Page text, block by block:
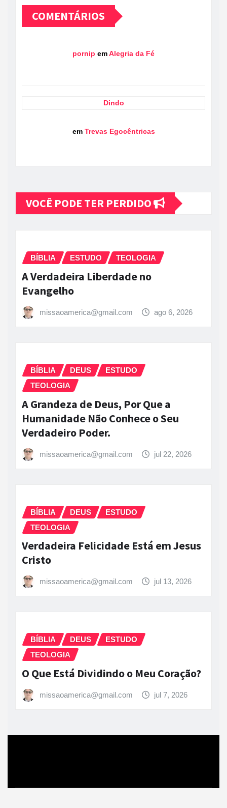
COMENTÁRIOS
pornip emAlegria da Fé
Dindo
em Trevas Egocêntricas
VOCÊ PODE TER PERDIDO
BÍBLIA ESTUDO TEOLOGIA
A Verdadeira Liberdade no
Evangelho
missaoamerica@gmail.com ago 6, 2026
BÍBLIA DEUS
ESTUDO
TEOLOGIA
A Grandeza de Deus, Por Que a
Humanidade Não Conhece o Seu
Verdadeiro Poder.
missaoamerica@gmail.com jul 22, 2026
BÍBLIA DEUS
ESTUDO
TEOLOGIA
Verdadeira Felicidade Está em Jesus
Cristo
missaoamerica@gmail.com jul 13, 2026
BÍBLIA DEUS
ESTUDO
TEOLOGIA
O Que Está Dividindo o Meu Coração?
missaoamerica@gmail.com jul 7, 2026